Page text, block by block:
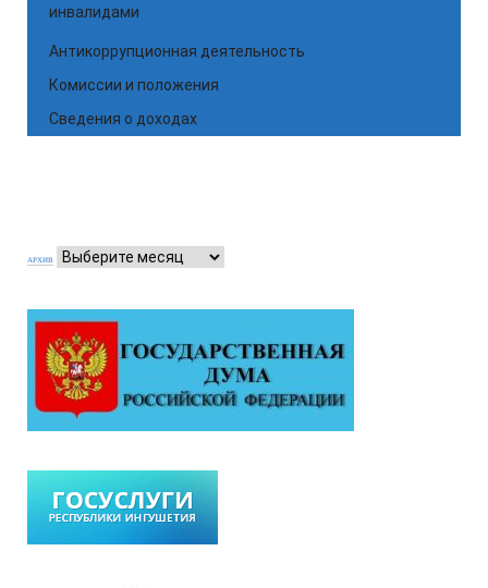
инвалидами
Антикоррупционная деятельность
Комиссии и положения
Сведения о доходах
АРХИВ